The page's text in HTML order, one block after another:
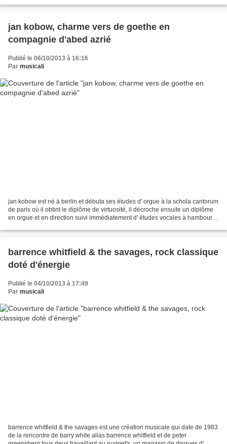
jan kobow, charme vers de goethe en
compagnie d'abed azrié
Publié le 06/10/2013 à 16:16
Par musicali
jan kobow est né à berlin et débuta ses études d' orgue à la schola cantorum
de paris où il obtint le diplôme de virtuosité, il décroche ensuite un diplôme
en orgue et en direction suivi immédiatement d' études vocales à hambourg
barrence whitfield & the savages, rock classique
doté d'énergie
Publié le 04/10/2013 à 17:49
Par musicali
barrence whitfield & the savages est une création musicale qui date de 1983
de la rencontre de barry white alias barrence whitfield et de peter